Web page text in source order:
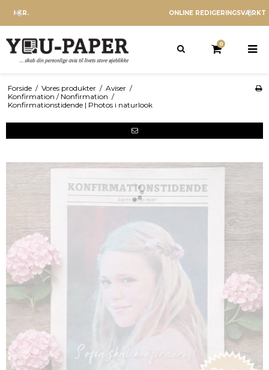
ONLINE REDIGERINGSVÆRKTØJ
0
Forside / Vores produkter / Aviser /
Konfirmation / Nonfirmation /
Konfirmationstidende | Photos i naturlook